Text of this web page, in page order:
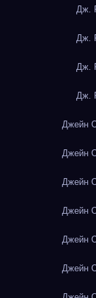
Дж.
Дж.
Дж.
Дж.
Джейн
Джейн
Джейн
Джейн
Джейн
Джейн